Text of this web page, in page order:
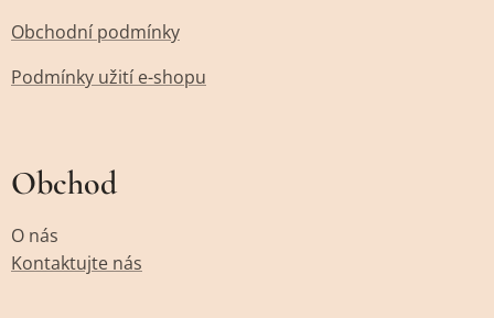
Obchodní podmínky
Podmínky užití e-shopu
Obchod
O nás
Kontaktujte nás